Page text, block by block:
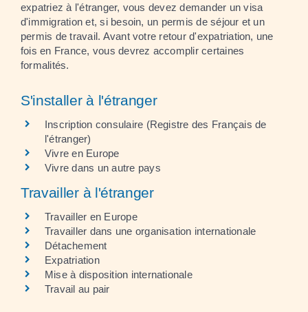
expatriez à l'étranger, vous devez demander un visa
d'immigration et, si besoin, un permis de séjour et un
permis de travail. Avant votre retour d'expatriation, une
fois en France, vous devrez accomplir certaines
formalités.
S'installer à l'étranger
Inscription consulaire (Registre des Français de
l'étranger)
Vivre en Europe
Vivre dans un autre pays
Travailler à l'étranger
Travailler en Europe
Travailler dans une organisation internationale
Détachement
Expatriation
Mise à disposition internationale
Travail au pair